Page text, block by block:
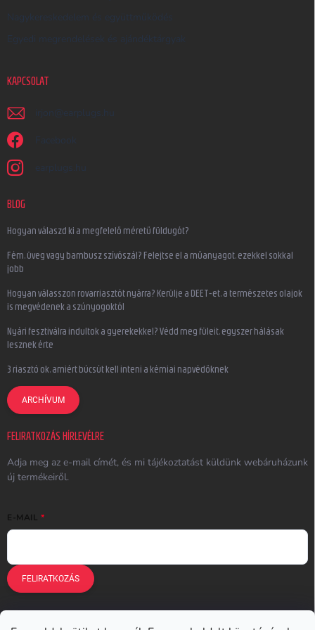
Nagykereskedelem és együttműködés
Egyedi megrendelések és ajándéktárgyak
KAPCSOLAT
irjon @ earplugs.hu
Facebook
earplugs.hu
BLOG
Hogyan válaszd ki a megfelelő méretű füldugót?
Fém, üveg vagy bambusz szívószál? Felejtse el a műanyagot, ezekkel sokkal
jobb
Hogyan válasszon rovarriasztót nyárra? Kerülje a DEET-et, a természetes olajok
is megvédenek a szúnyogoktól
Nyári fesztiválra indultok a gyerekekkel? Védd meg füleit, egyszer hálásak
lesznek érte
3 riasztó ok, amiért búcsút kell inteni a kémiai napvédőknek
ARCHÍVUM
FELIRATKOZÁS HÍRLEVÉLRE
Adja meg az e-mail címét, és mi tájékoztatást küldünk webáruházunk
új termékeiről.
E-MAIL
FELIRATKOZÁS